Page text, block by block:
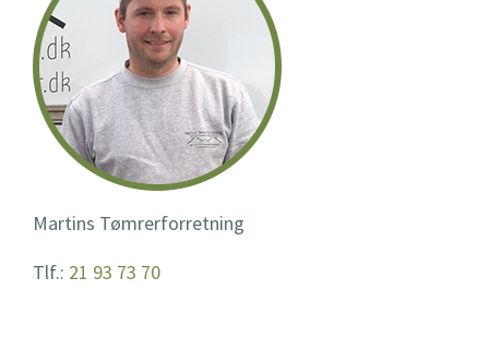
Martins Tømrerforretning
Tlf.: 21 93 73 70